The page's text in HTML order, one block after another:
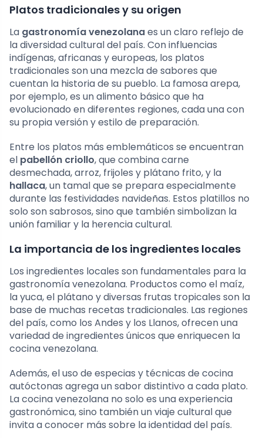
Platos tradicionales y su origen
La gastronomía venezolanaes un claro reflejo de
la diversidad cultural del país. Con influencias
indígenas, africanas y europeas, los platos
tradicionales son una mezcla de sabores que
cuentan la historia de su pueblo. La famosa arepa,
por ejemplo, es un alimento básico que ha
evolucionado en diferentes regiones, cada una con
su propia versión y estilo de preparación.
Entre los platos más emblemáticos se encuentran
el pabellón criollo, que combina carne
desmechada, arroz, frijoles y plátano frito, y la
hallaca, un tamal que se prepara especialmente
durante las festividades navideñas. Estos platillos no
solo son sabrosos, sino que también simbolizan la
unión familiar y la herencia cultural.
La importancia de los ingredientes locales
Los ingredientes locales son fundamentales para la
gastronomía venezolana. Productos como el maíz,
la yuca, el plátano y diversas frutas tropicales son la
base de muchas recetas tradicionales. Las regiones
del país, como los Andes y los Llanos, ofrecen una
variedad de ingredientes únicos que enriquecen la
cocina venezolana.
Además, el uso de especias y técnicas de cocina
autóctonas agrega un sabor distintivo a cada plato.
La cocina venezolana no solo es una experiencia
gastronómica, sino también un viaje cultural que
invita a conocer más sobre la identidad del país.